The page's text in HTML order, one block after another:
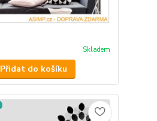
Skladem
Přidat do košíku